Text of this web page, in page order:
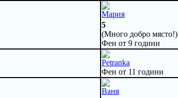
Мария
5
(Много добро място!)
Фен от 9 години
Petranka
Фен от 11 години
Ваня